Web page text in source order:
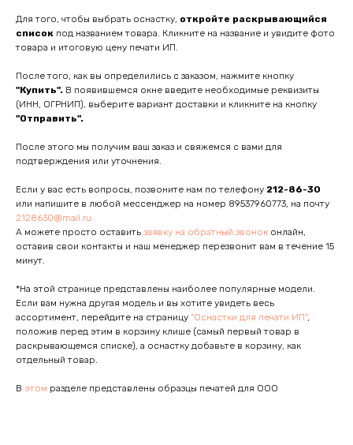
Для того, чтобы выбрать оснастку, откройте раскрывающийся
список под названием товара. Кликните на название и увидите фото
товара и итоговую цену печати ИП.
После того, как вы определились с заказом, нажмите кнопку
"Купить". В появившемся окне введите необходимые реквизиты
(ИНН, ОГРНИП), выберите вариант доставки и кликните на кнопку
"Отправить".
После этого мы получим ваш заказ и свяжемся с вами для
подтверждения или уточнения.
Если у вас есть вопросы, позвоните нам по телефону 212-86-30
или напишите в любой мессенджер на номер 89537960773, на почту
2128630@mail.ru
А можете просто оставить заявку на обратный звонок онлайн,
оставив свои контакты и наш менеджер перезвонит вам в течение 15
минут.
*На этой странице представлены наиболее популярные модели.
Если вам нужна другая модель и вы хотите увидеть весь
ассортимент, перейдите на страницу "Оснастки для печати ИП",
положив перед этим в корзину клише (самый первый товар в
раскрывающемся списке), а оснастку добавьте в корзину, как
отдельный товар.
В этом разделе представлены образцы печатей для ООО